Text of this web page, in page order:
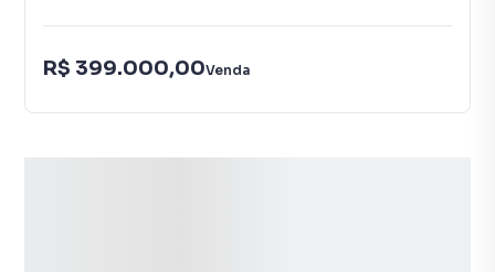
R$ 399.000,00Venda